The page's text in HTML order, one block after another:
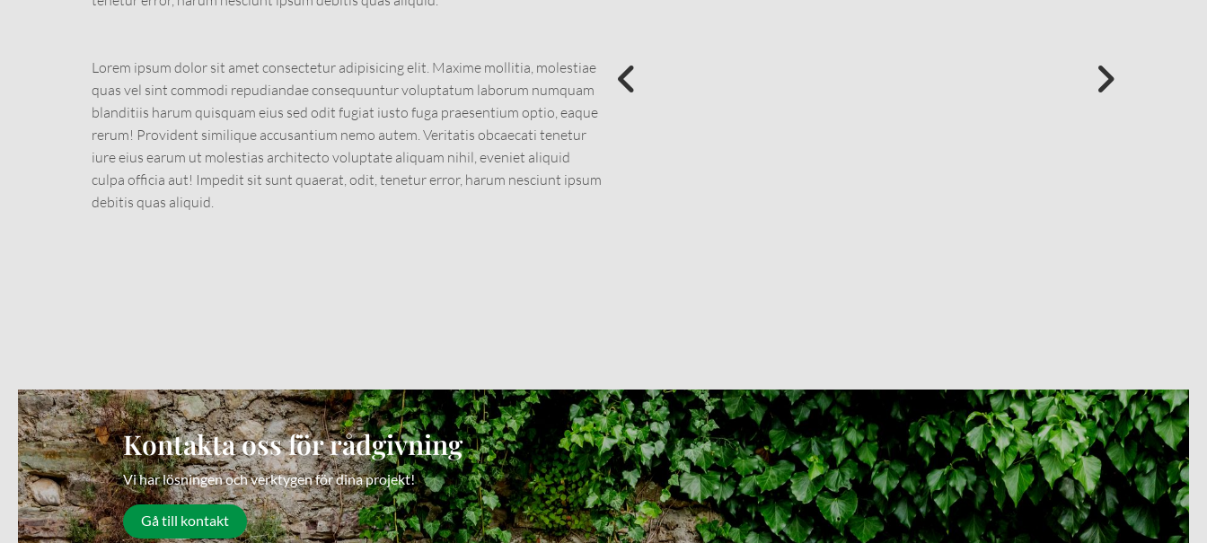
Lorem ipsum dolor sit amet consectetur adipisicing elit. Maxime mollitia, molestiae
quas vel sint commodi repudiandae consequuntur voluptatum laborum numquam
blanditiis harum quisquam eius sed odit fugiat iusto fuga praesentium optio, eaque
rerum! Provident similique accusantium nemo autem. Veritatis obcaecati tenetur
iure eius earum ut molestias architecto voluptate aliquam nihil, eveniet aliquid
culpa officia aut! Impedit sit sunt quaerat, odit, tenetur error, harum nesciunt ipsum
debitis quas aliquid.
Kontakta oss för rådgivning
Vi har lösningen och verktygen för dina projekt!
Gå till kontakt